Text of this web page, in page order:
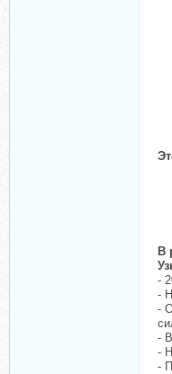
В
-
-
-
-
-
-